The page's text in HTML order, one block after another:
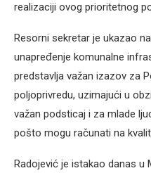
realizaciji ovog prioritetnog
Resorni sekretar je ukazao
unapređenje komunalne
predstavlja važan izazov za
poljoprivredu, uzimajući u
važan podsticaj i za mlade
pošto mogu računati na
Radojević je istakao danas u